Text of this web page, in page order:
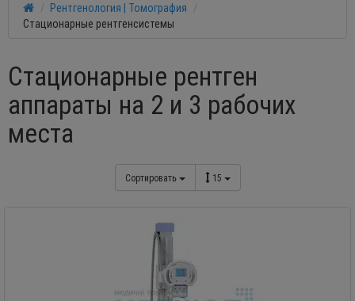
Рентгенология | Томография
Стационарные рентгенсистемы
Стационарные рентген
аппараты на 2 и 3 рабочих
места
Сортировать 15